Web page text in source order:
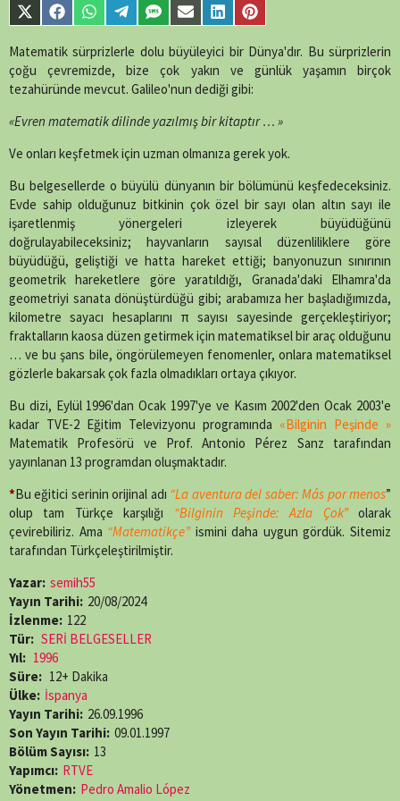
Share
on
X
(Twitter)
Share
on
Facebook
Share
on
WhatsApp
Share
on
Telegram
Share
on
SMS
Share
on
Email
Share
on
LinkedIn
Share
on
Pinterest
Matematik sürprizlerle dolu büyüleyici bir Dünya'dır. Bu sürprizlerin
çoğu çevremizde, bize çok yakın ve günlük yaşamın birçok
tezahüründe mevcut. Galileo'nun dediği gibi:
«Evren matematik dilinde yazılmış bir kitaptır … »
Ve onları keşfetmek için uzman olmanıza gerek yok.
Bu belgesellerde o büyülü dünyanın bir bölümünü keşfedeceksiniz.
Evde sahip olduğunuz bitkinin çok özel bir sayı olan altın sayı ile
işaretlenmiş yönergeleri izleyerek büyüdüğünü
doğrulayabileceksiniz; hayvanların sayısal düzenliliklere göre
büyüdüğü, geliştiği ve hatta hareket ettiği; banyonuzun sınırının
geometrik hareketlere göre yaratıldığı, Granada'daki Elhamra'da
geometriyi sanata dönüştürdüğü gibi; arabamıza her başladığımızda,
kilometre sayacı hesaplarını π sayısı sayesinde gerçekleştiriyor;
fraktalların kaosa düzen getirmek için matematiksel bir araç olduğunu
… ve bu şans bile, öngörülemeyen fenomenler, onlara matematiksel
gözlerle bakarsak çok fazla olmadıkları ortaya çıkıyor.
Bu dizi, Eylül 1996'dan Ocak 1997'ye ve Kasım 2002'den Ocak 2003'e
kadar TVE-2 Eğitim Televizyonu programında «Bilginin Peşinde »
Matematik Profesörü ve Prof. Antonio Pérez Sanz tarafından
yayınlanan 13 programdan oluşmaktadır.
*Bu eğitici serinin orijinal adı “La aventura del saber: Más por menos”
olup tam Türkçe karşılığı “Bilginin Peşinde: Azla Çok”olarak
çevirebiliriz. Ama “Matematikçe”ismini daha uygun gördük. Sitemiz
tarafından Türkçeleştirilmiştir.
Yazar: semih55
Yayın Tarihi: 20/08/2024
İzlenme: 122
Tür: SERİ BELGESELLER
Yıl: 1996
Süre: 12+ Dakika
Ülke: İspanya
Yayın Tarihi: 26.09.1996
Son Yayın Tarihi: 09.01.1997
Bölüm Sayısı: 13
Yapımcı: RTVE
Yönetmen: Pedro Amalio López